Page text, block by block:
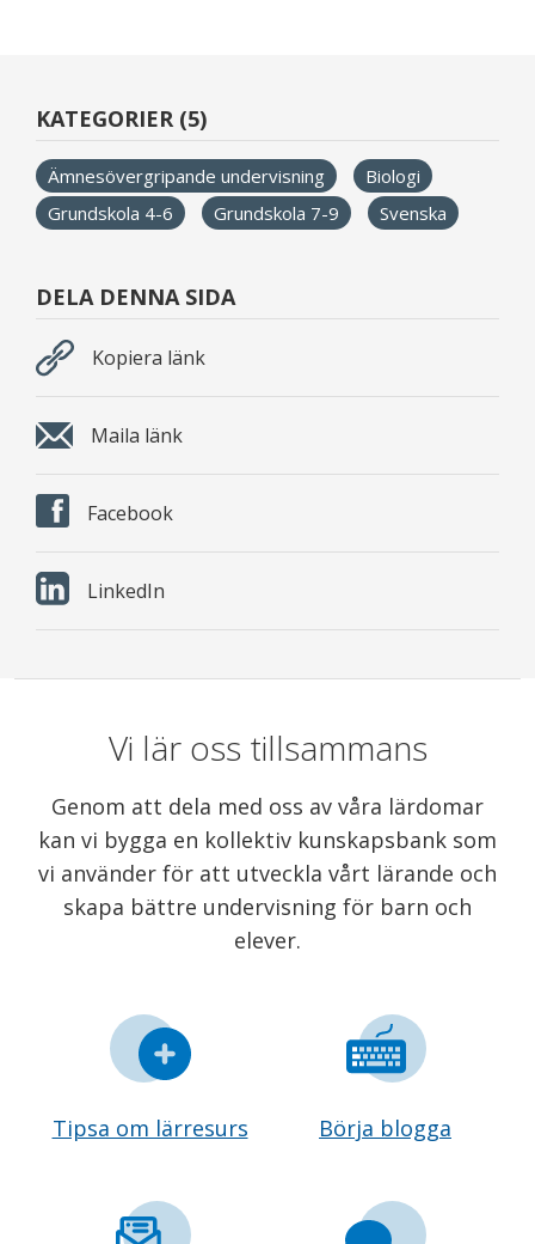
KATEGORIER (5)
Ämnesövergripande undervisning
Biologi
Grundskola 4-6
Grundskola 7-9 Svenska
DELA DENNA SIDA
Kopiera länk
Maila länk
Facebook
LinkedIn
Vi lär oss tillsammans
Genom att dela med oss av våra lärdomar
kan vi bygga en kollektiv kunskapsbank som
vi använder för att utveckla vårt lärande och
skapa bättre undervisning för barn och
elever.
Tipsa om lärresurs Börja blogga